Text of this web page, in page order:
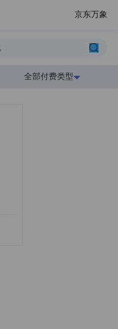
京东万象
全部付费类型